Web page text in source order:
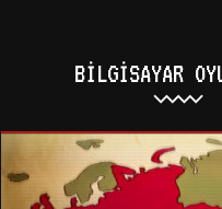
BILGISAYAR